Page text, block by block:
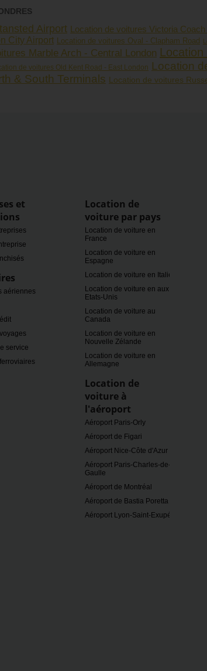
Airport Location de voitures Victoria
City Airport Location de voitures Oval - Clapham Road
Marble Arch - Central London
de voitures Old Kent Road - East London Location
& South Terminals Location de voitures
et
aériennes
service
Location de
voiture par pays
Location de voiture en
France
Location de voiture en
Espagne
Location de voiture en Italie
Location de voiture en aux
Etats-Unis
Location de voiture au
Canada
Location de voiture en
Nouvelle Zélande
Location de voiture en
Allemagne
Location de
voiture à
l'aéroport
Aéroport Paris-Orly
Aéroport de Figari
Aéroport Nice-Côte d'Azur
Aéroport Paris-Charles-de-
Gaulle
Aéroport de Montréal
Aéroport de Bastia Poretta
Aéroport Lyon-Saint-Exupéry